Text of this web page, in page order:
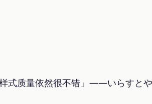
式质量依然很不错」——いらすと